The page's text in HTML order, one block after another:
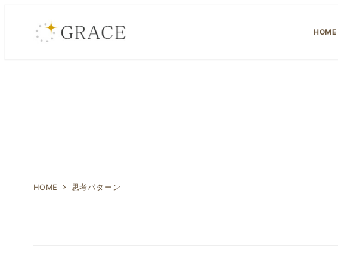
HOME
HOME 思考パターン